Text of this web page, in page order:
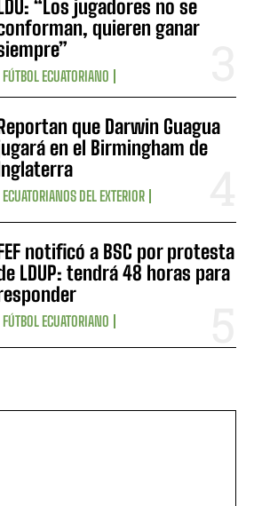
“Los jugadores no se
quieren ganar
FÚTBOL ECUATORIANO
que Darwin Guagua
en el Birmingham de
ECUATORIANOS DEL EXTERIOR
notificó a BSC por protesta
LDUP: tendrá 48 horas para
FÚTBOL ECUATORIANO